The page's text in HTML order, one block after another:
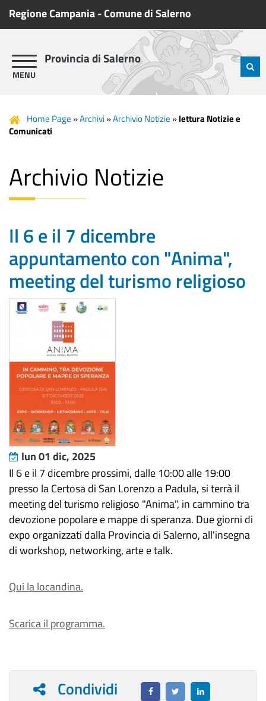
Regione Campania-Comune di Salerno
Provincia di Salerno
Home Page »Archivi»Archivio Notizie »lettura Notizie e
Comunicati
Archivio Notizie
Il 6 e il 7 dicembre
appuntamento con "Anima",
meeting del turismo religioso
lun 01 dic, 2025
Il 6 e il 7 dicembre prossimi, dalle 10:00 alle 19:00
presso la Certosa di San Lorenzo a Padula, si terrà il
meeting del turismo religioso "Anima", in cammino tra
devozione popolare e mappe di speranza. Due giorni di
expo organizzati dalla Provincia di Salerno, all'insegna
di workshop, networking, arte e talk.
Qui la locandina.
Scarica il programma.
Condividi